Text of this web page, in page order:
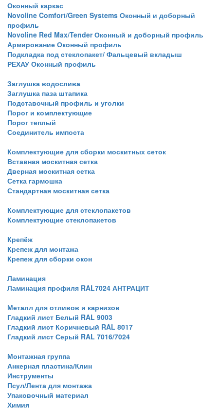
Оконный каркас
Novoline Comfort/Green Systems Оконный и доборный
профиль
Novoline Red Max/Tender Оконный и доборный профиль
Армирование Оконный профиль
Подкладка под стеклопакет/ Фальцевый вкладыш
РЕХАУ Оконный профиль
Заглушка водослива
Заглушка паза штапика
Подставочный профиль и уголки
Порог и комплектующие
Порог теплый
Соединитель импоста
Комплектующие для сборки москитных сеток
Вставная москитная сетка
Дверная москитная сетка
Сетка гармошка
Стандартная москитная сетка
Комплектующие для стеклопакетов
Комплектующие стеклопакетов
Крепёж
Крепеж для монтажа
Крепеж для сборки окон
Ламинация
Ламинация профиля RAL7024 АНТРАЦИТ
Металл для отливов и карнизов
Гладкий лист Белый RAL 9003
Гладкий лист Коричневый RAL 8017
Гладкий лист Серый RAL 7016/7024
Монтажная группа
Анкерная пластина/Клин
Инструменты
Псул/Лента для монтажа
Упаковочный материал
Химия